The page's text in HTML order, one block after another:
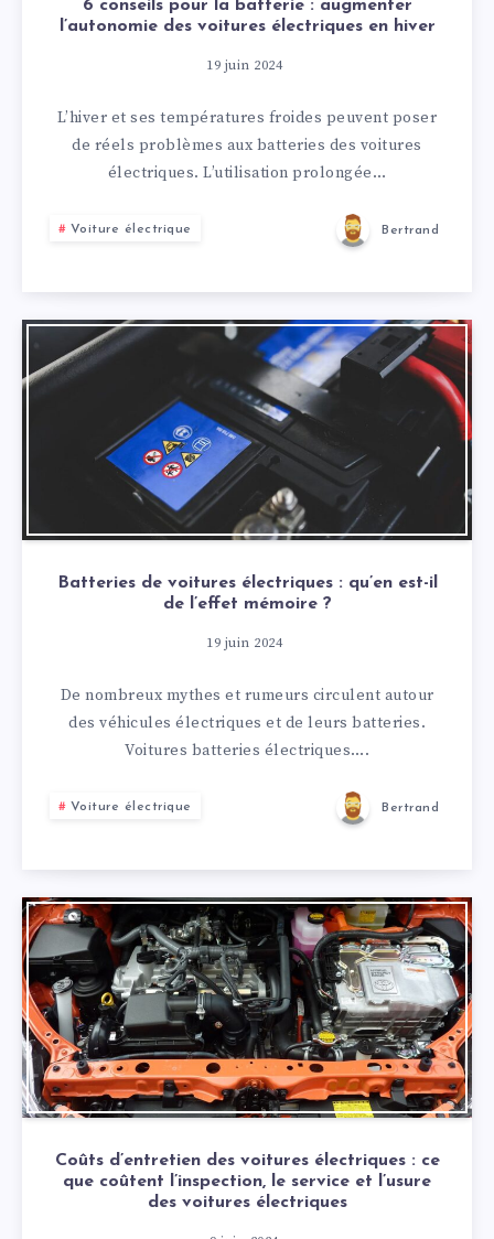
6 conseils pour la batterie : augmenter
l’autonomie des voitures électriques en hiver
19 juin 2024
L’hiver et ses températures froides peuvent poser
de réels problèmes aux batteries des voitures
électriques. L’utilisation prolongée…
Voiture électrique Bertrand
Batteries de voitures électriques : qu’en est-il
de l’effet mémoire ?
19 juin 2024
De nombreux mythes et rumeurs circulent autour
des véhicules électriques et de leurs batteries.
Voitures batteries électriques….
Voiture électrique Bertrand
Coûts d’entretien des voitures électriques : ce
que coûtent l’inspection, le service et l’usure
des voitures électriques